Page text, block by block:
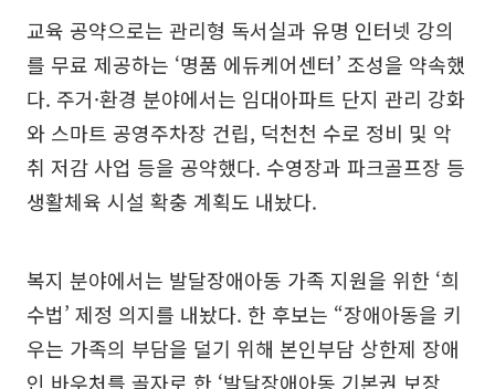
교육 공약으로는 관리형 독서실과 유명 인터넷 강의
를 무료 제공하는 ‘명품 에듀케어센터’ 조성을 약속했
다. 주거·환경 분야에서는 임대아파트 단지 관리 강화
와 스마트 공영주차장 건립, 덕천천 수로 정비 및 악
취 저감 사업 등을 공약했다. 수영장과 파크골프장 등
생활체육 시설 확충 계획도 내놨다.
복지 분야에서는 발달장애아동 가족 지원을 위한 ‘희
수법’ 제정 의지를 내놨다. 한 후보는 “장애아동을 키
우는 가족의 부담을 덜기 위해 본인부담 상한제 장애
인 바우처를 골자로 한 ‘발달장애아동 기본권 보장